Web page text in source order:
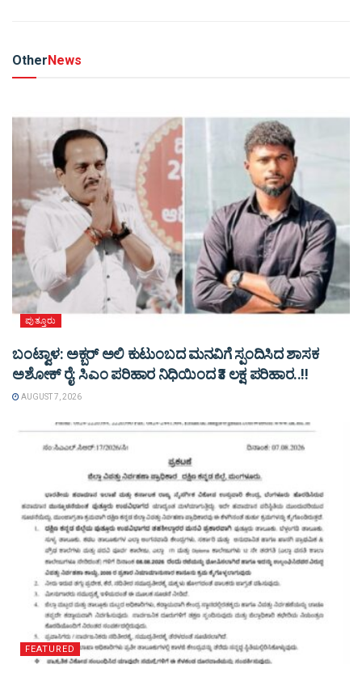
OtherNews
ಪುತ್ತೂರು
ಬಂಟ್ವಾಳ: ಅಕ್ಬರ್ ಅಲಿ ಕುಟುಂಬದ ಮನವಿಗೆ ಸ್ಪಂದಿಸಿದ ಶಾಸಕ
ಅಶೋಕ್ ರೈ: ಸಿಎಂ ಪರಿಹಾರ ನಿಧಿಯಿಂದ ₹3 ಲಕ್ಷ ಪರಿಹಾರ..!!
AUGUST 7, 2026
FEATURED